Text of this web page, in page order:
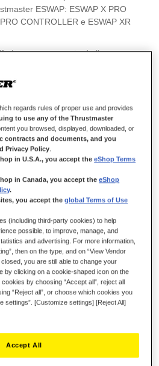
ESWAP: ESWAP X PRO
CONTROLLER e ESWAP XR
accompagnata da licenza
prodotto
regards rules of proper use and provides
to use any of the Thrustmaster
you browsed, displayed, downloaded, or
contracts and documents, and you
Privacy Policy
in U.S.A., you accept theeShop Terms
in Canada, you accept theeShop
.
you accept theglobal Terms of Use
(including third-party cookies) to help
possible, to improve, manage, and
and advertising. For more information,
then on the type, and on “View Vendor
closed, you are still able to change your
by clicking on a cookie-shaped icon on the
by choosing “Accept all”, reject all
“Reject all”, or choose which cookies you
settings”. [Customize settings] [Reject All]
Accept All